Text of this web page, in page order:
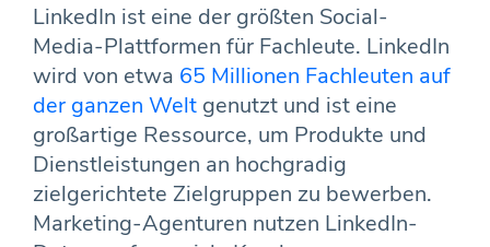
LinkedIn ist eine der größten Social-
Media-Plattformen für Fachleute. LinkedIn
wird von etwa 65 Millionen Fachleuten auf
der ganzen Welt genutzt und ist eine
großartige Ressource, um Produkte und
Dienstleistungen an hochgradig
zielgerichtete Zielgruppen zu bewerben.
Marketing-Agenturen nutzen LinkedIn-